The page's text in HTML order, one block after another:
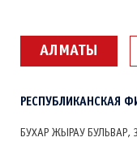
АЛМАТЫ
РЕСПУБЛИКАНСКАЯ
БУХАР ЖЫРАУ БУЛЬВАР,